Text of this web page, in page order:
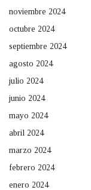
noviembre 2024
octubre 2024
septiembre 2024
agosto 2024
julio 2024
junio 2024
mayo 2024
abril 2024
marzo 2024
febrero 2024
enero 2024